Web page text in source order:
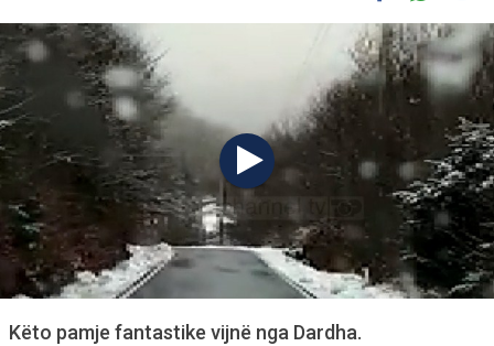
Këto pamje fantastike vijnë nga Dardha.